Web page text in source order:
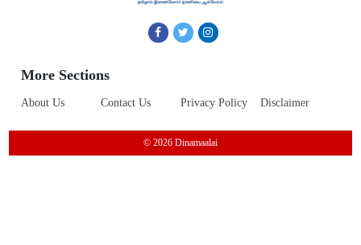
More Sections
About Us Contact Us Privacy Policy Disclaimer
© 2026 Dinamaalai